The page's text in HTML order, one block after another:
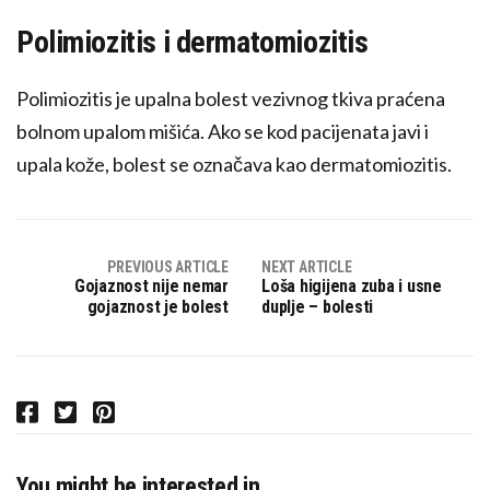
Polimiozitis i dermatomiozitis
Polimiozitis je upalna bolest vezivnog tkiva praćena
bolnom upalom mišića. Ako se kod pacijenata javi i
upala kože, bolest se označava kao dermatomiozitis.
PREVIOUS ARTICLE
Gojaznost nije nemar
gojaznost je bolest
NEXT ARTICLE
Loša higijena zuba i usne
duplje – bolesti
F
c
T
P
n